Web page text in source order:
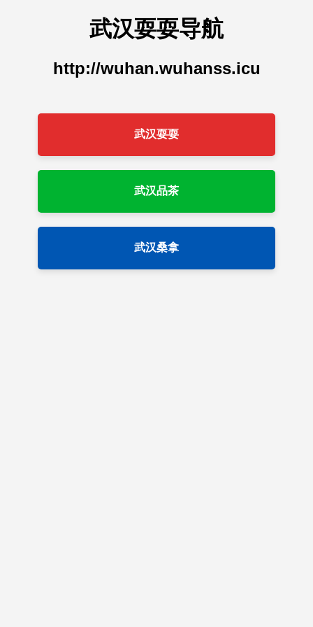
武汉耍耍导航
http://wuhan.wuhanss.icu
武汉耍耍
武汉品茶
武汉桑拿